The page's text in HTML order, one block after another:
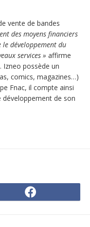
vente de bandes
des moyens financiers
le développement du
services » affirme
Izneo possède un
comics, magazines…)
Fnac, il compte ainsi
développement de son
on